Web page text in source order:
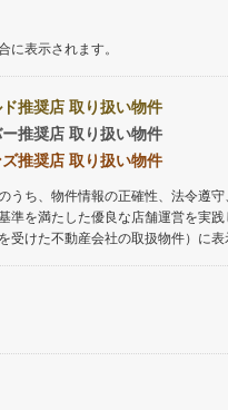
に表示されます。
推奨店 取り扱い物件
推奨店 取り扱い物件
推奨店 取り扱い物件
うち、物件情報の正確性、法令遵
準を満たした優良な店舗運営を実
けた不動産会社の取扱物件）に表